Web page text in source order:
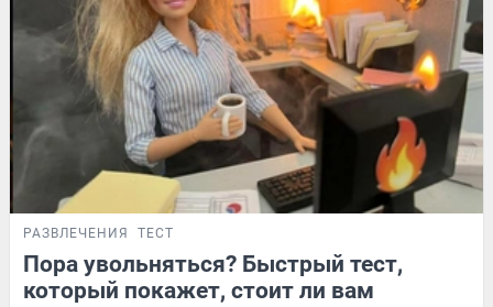
РАЗВЛЕЧЕНИЯ ТЕСТ
Пора увольняться? Быстрый тест,
который покажет, стоит ли вам